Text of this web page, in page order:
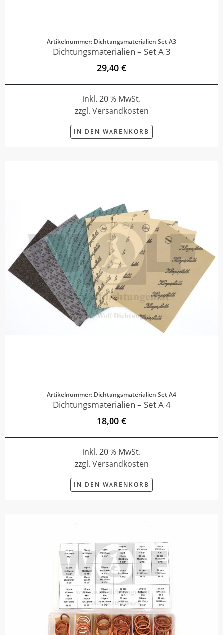
Artikelnummer: Dichtungsmaterialien Set A3
Dichtungsmaterialien – Set A 3
29,40 €
inkl. 20 % MwSt.
zzgl. Versandkosten
IN DEN WARENKORB
Artikelnummer: Dichtungsmaterialien Set A4
Dichtungsmaterialien – Set A 4
18,00 €
inkl. 20 % MwSt.
zzgl. Versandkosten
IN DEN WARENKORB